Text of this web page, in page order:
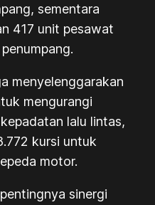
sementara
417 unit pesawat
menyelenggarakan
mengurangi
lalu lintas,
kursi untuk
motor.
sinergi